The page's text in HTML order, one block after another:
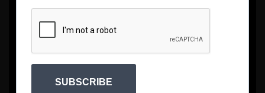
SUBSCRIBE